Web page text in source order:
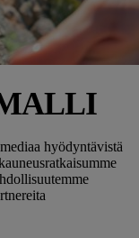
hyödyntävistä